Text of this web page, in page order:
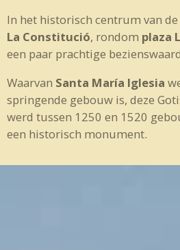
In het historisch centrum van
La Constitució, rondom plaza
een paar prachtige
Waarvan Santa María Iglesia
springende gebouw is, deze
werd tussen 1250 en 1520
een historisch monument.